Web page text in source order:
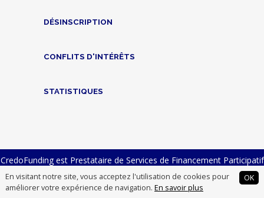
En visitant notre site, vous acceptez l'utilisation de cookies pour
améliorer votre expérience de navigation. En savoir plus
OK
DÉSINSCRIPTION
CONFLITS D'INTÉRÊTS
STATISTIQUES
CredoFunding est Prestataire de Services de Financement Participatif
n° FP-2023-23 et Intermédiaire en Financement Participatif n°
14007012